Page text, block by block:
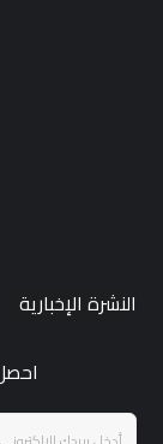
النشرة الإخبارية